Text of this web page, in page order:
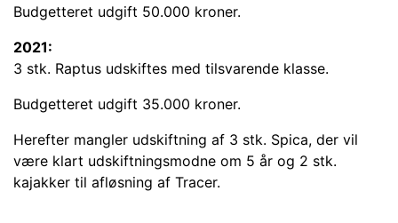
Budgetteret udgift 50.000 kroner.
2021:
3 stk. Raptus udskiftes med tilsvarende klasse.
Budgetteret udgift 35.000 kroner.
Herefter mangler udskiftning af 3 stk. Spica, der vil
være klart udskiftningsmodne om 5 år og 2 stk.
kajakker til afløsning af Tracer.